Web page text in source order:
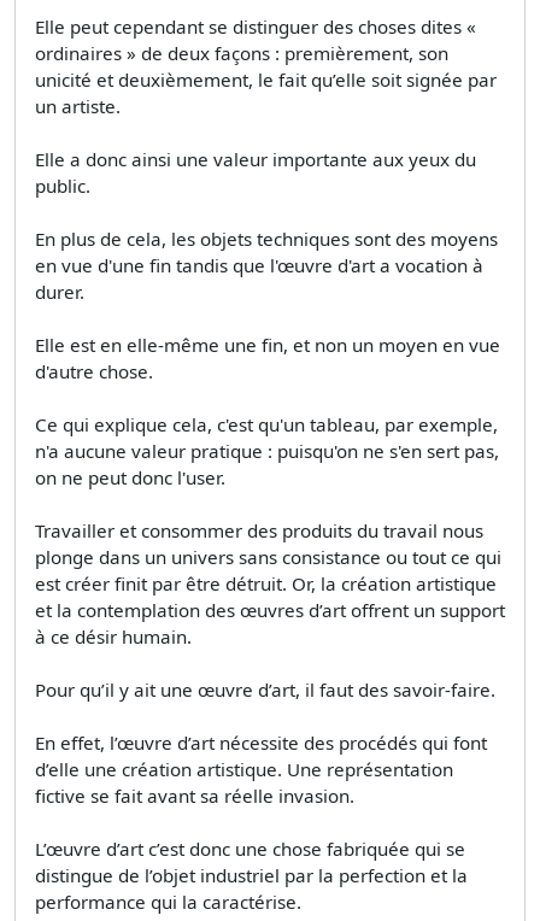
Elle peut cependant se distinguer des choses dites «
ordinaires » de deux façons : premièrement, son
unicité et deuxièmement, le fait qu’elle soit signée par
un artiste.
Elle a donc ainsi une valeur importante aux yeux du
public.
En plus de cela, les objets techniques sont des moyens
en vue d'une fin tandis que l'œuvre d'art a vocation à
durer.
Elle est en elle-même une fin, et non un moyen en vue
d'autre chose.
Ce qui explique cela, c'est qu'un tableau, par exemple,
n'a aucune valeur pratique : puisqu'on ne s'en sert pas,
on ne peut donc l'user.
Travailler et consommer des produits du travail nous
plonge dans un univers sans consistance ou tout ce qui
est créer finit par être détruit. Or, la création artistique
et la contemplation des œuvres d’art offrent un support
à ce désir humain.
Pour qu’il y ait une œuvre d’art, il faut des savoir-faire.
En effet, l’œuvre d’art nécessite des procédés qui font
d’elle une création artistique. Une représentation
fictive se fait avant sa réelle invasion.
L’œuvre d’art c’est donc une chose fabriquée qui se
distingue de l’objet industriel par la perfection et la
performance qui la caractérise.